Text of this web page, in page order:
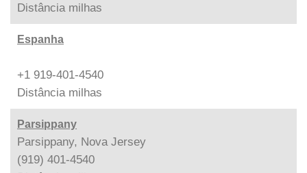
Distância milhas
Espanha
+1 919-401-4540
Distância milhas
Parsippany
Parsippany, Nova Jersey
(919) 401-4540